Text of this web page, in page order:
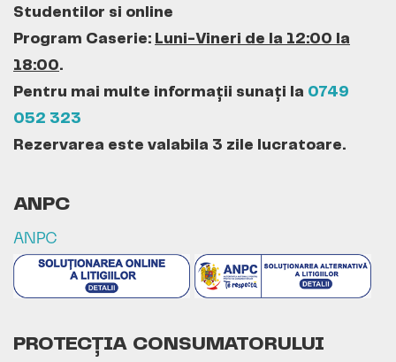
Studentilor si online
Program Caserie: Luni-Vineri de la 12:00 la
18:00.
Pentru mai multe informații sunați la 0749
052 323
Rezervarea este valabila 3 zile lucratoare.
ANPC
ANPC
PROTECȚIA CONSUMATORULUI